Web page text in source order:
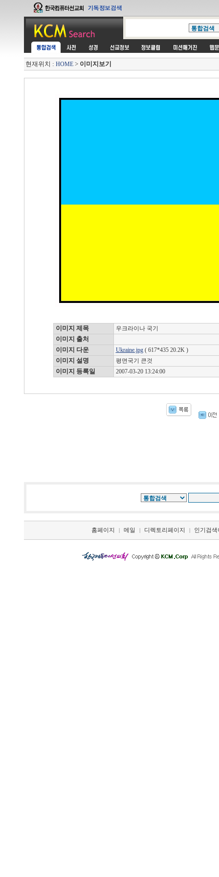
현재위치 : HOME > 이미지보기
이미지 제목 우크라이나 국기
이미지 출처
이미지 다운
Ukraine.jpg( 617*435 20.2K )
이미지 설명 평면국기 큰것
이미지 등록일 2007-03-20 13:24:00
홈페이지 | 메일 | 디렉토리페이지 | 인기검색